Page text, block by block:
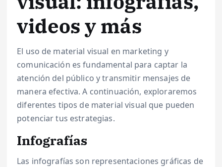
videos y más
El uso de material visual en marketing y
comunicación es fundamental para captar la
atención del público y transmitir mensajes de
manera efectiva. A continuación, exploraremos
diferentes tipos de material visual que pueden
potenciar tus estrategias.
Infografías
Las infografías son representaciones gráficas de